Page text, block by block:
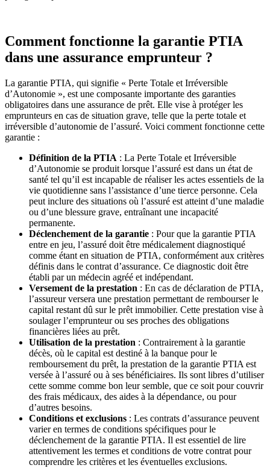
Comment fonctionne la garantie PTIA
dans une assurance emprunteur ?
La garantie PTIA, qui signifie « Perte Totale et Irréversible
d’Autonomie », est une composante importante des garanties
obligatoires dans une assurance de prêt. Elle vise à protéger les
emprunteurs en cas de situation grave, telle que la perte totale et
irréversible d’autonomie de l’assuré. Voici comment fonctionne cette
garantie :
Définition de la PTIA : La Perte Totale et Irréversible
d’Autonomie se produit lorsque l’assuré est dans un état de
santé tel qu’il est incapable de réaliser les actes essentiels de la
vie quotidienne sans l’assistance d’une tierce personne. Cela
peut inclure des situations où l’assuré est atteint d’une maladie
ou d’une blessure grave, entraînant une incapacité
permanente.
Déclenchement de la garantie : Pour que la garantie PTIA
entre en jeu, l’assuré doit être médicalement diagnostiqué
comme étant en situation de PTIA, conformément aux critères
définis dans le contrat d’assurance. Ce diagnostic doit être
établi par un médecin agréé et indépendant.
Versement de la prestation : En cas de déclaration de PTIA,
l’assureur versera une prestation permettant de rembourser le
capital restant dû sur le prêt immobilier. Cette prestation vise à
soulager l’emprunteur ou ses proches des obligations
financières liées au prêt.
Utilisation de la prestation : Contrairement à la garantie
décès, où le capital est destiné à la banque pour le
remboursement du prêt, la prestation de la garantie PTIA est
versée à l’assuré ou à ses bénéficiaires. Ils sont libres d’utiliser
cette somme comme bon leur semble, que ce soit pour couvrir
des frais médicaux, des aides à la dépendance, ou pour
d’autres besoins.
Conditions et exclusions : Les contrats d’assurance peuvent
varier en termes de conditions spécifiques pour le
déclenchement de la garantie PTIA. Il est essentiel de lire
attentivement les termes et conditions de votre contrat pour
comprendre les critères et les éventuelles exclusions.